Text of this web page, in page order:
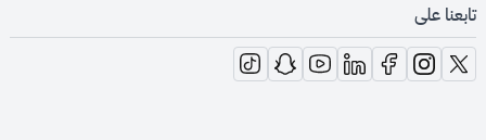
تابعنا على
opens in new window
opens in new window
opens in new window
opens in new window
opens in new window
opens in new window
opens in new window